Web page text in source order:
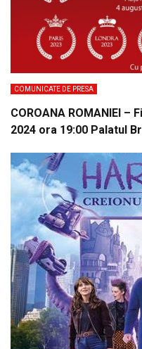
COMUNICATE DE PRESA
COROANA ROMANIEI
2024 ora 19:00 Palatul